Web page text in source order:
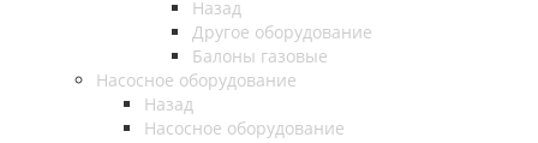
Назад
Другое оборудование
Балоны газовые
Насосное оборудование
Назад
Насосное оборудование